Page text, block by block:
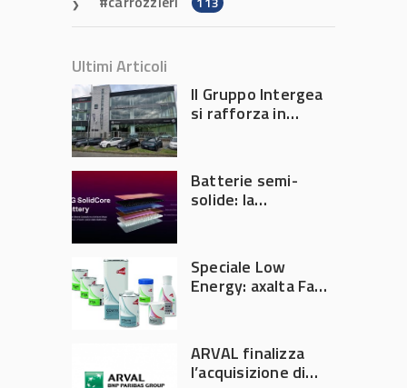
Ultimi Articoli
Il Gruppo Intergea
si rafforza in
Batterie semi-
solide: la
accelerare la
rivoluzione
dell’auto elettrica
Speciale Low
Energy: axalta Fast
riduce consumi
energetici e
aumenta la
ARVAL finalizza
l’acquisizione di